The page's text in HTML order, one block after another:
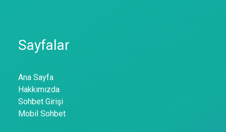
Sayfalar
Ana Sayfa
Hakkımızda
Sohbet Girişi
Mobil Sohbet